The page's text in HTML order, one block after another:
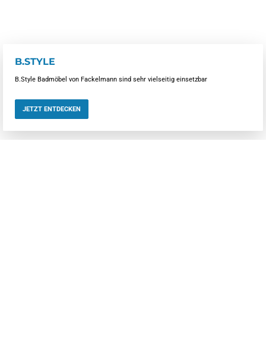
B.STYLE
B.Style Badmöbel von Fackelmann sind sehr vielseitig einsetzbar
JETZT ENTDECKEN